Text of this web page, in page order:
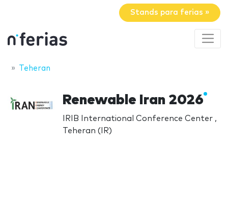
Stands para ferias »
Teheran
Renewable Iran 2026
IRIB International Conference Center ,
Teheran (IR)